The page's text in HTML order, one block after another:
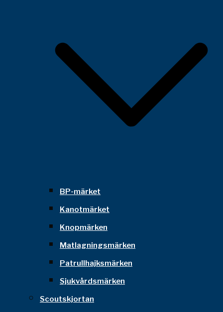
BP-märket
Kanotmärket
Knopmärken
Matlagningsmärken
Patrullhajksmärken
Sjukvårdsmärken
Scoutskjortan